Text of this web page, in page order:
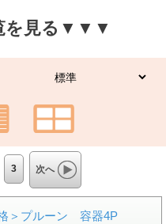
を見る▼▼▼
3 次へ
＞プルーン 容器4P